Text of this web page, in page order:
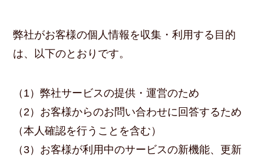
弊社がお客様の個人情報を収集・利用する目的
は、以下のとおりです。
（1）弊社サービスの提供・運営のため
（2）お客様からのお問い合わせに回答するため
（本人確認を行うことを含む）
（3）お客様が利用中のサービスの新機能、更新